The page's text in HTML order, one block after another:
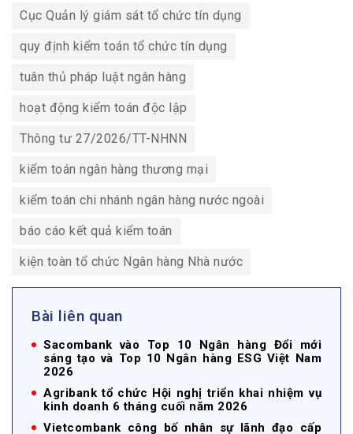
Cục Quản lý giám sát tổ chức tín dụng
quy định kiểm toán tổ chức tín dụng
tuân thủ pháp luật ngân hàng
hoạt động kiểm toán độc lập
Thông tư 27/2026/TT-NHNN
kiểm toán ngân hàng thương mại
kiểm toán chi nhánh ngân hàng nước ngoài
báo cáo kết quả kiểm toán
kiện toàn tổ chức Ngân hàng Nhà nước
Bài liên quan
Sacombank vào Top 10 Ngân hàng Đổi mới
sáng tạo và Top 10 Ngân hàng ESG Việt Nam
2026
Agribank tổ chức Hội nghị triển khai nhiệm vụ
kinh doanh 6 tháng cuối năm 2026
Vietcombank công bố nhân sự lãnh đạo cấp